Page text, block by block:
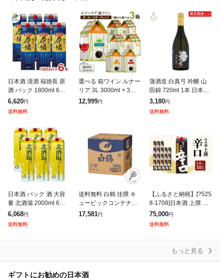
日本酒 清酒 福徳長 原
酒 パック 1800ml 6本
ケース 福岡 福徳長酒類
晩酌 大容量 送料無料
6,620円
送料無料
選べる 箱ワイン ルナー
リア 3L 3000ml × 3箱
【送料無料※一部地域
12,999円
蒲酒造 白真弓 吟醸 山
田錦 720ml 1本 日本酒
酒 お酒 清酒 冷酒 高級
飛騨古川 飛騨 柔らかな
香り ふくよかなうま
3,180円
送料無料
日本酒 パック 酒 大容
量 北酒場 2000ml 6本
北関酒造 送料無料 取り
寄せ品
6,068円
送料無料
送料無料 白鶴 佳撰 キ
ュービックコンテナー
18L 日本酒 清酒 大容量
17,581円
【ふるさと納税】[?525
8-1708]日本酒 上撰 辛
口 2L × 18本 セット 名
城酒造 パック パック酒
紙パック 地酒
75,000円
送料無料
もっと見る
ギフトにお勧めの日本酒